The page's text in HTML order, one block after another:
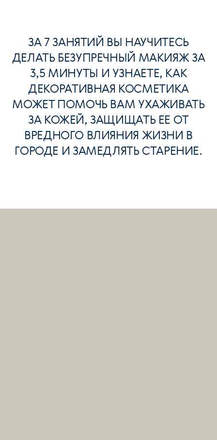
ЗА 7 ЗАНЯТИЙ ВЫ НАУЧИТЕСЬ
ДЕЛАТЬ БЕЗУПРЕЧНЫЙ МАКИЯЖ ЗА
3,5 МИНУТЫ И УЗНАЕТЕ, КАК
ДЕКОРАТИВНАЯ КОСМЕТИКА
МОЖЕТ ПОМОЧЬ ВАМ УХАЖИВАТЬ
ЗА КОЖЕЙ, ЗАЩИЩАТЬ ЕЕ ОТ
ВРЕДНОГО ВЛИЯНИЯ ЖИЗНИ В
ГОРОДЕ И ЗАМЕДЛЯТЬ СТАРЕНИЕ.